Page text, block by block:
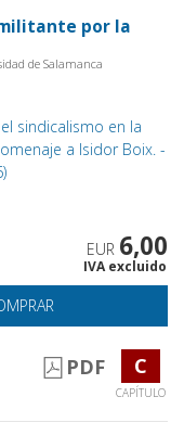
por la
de Salamanca
sindicalismo en la
a Isidor Boix. -
EUR 6,00
IVA excluido
PDF C
CAPÍTULO